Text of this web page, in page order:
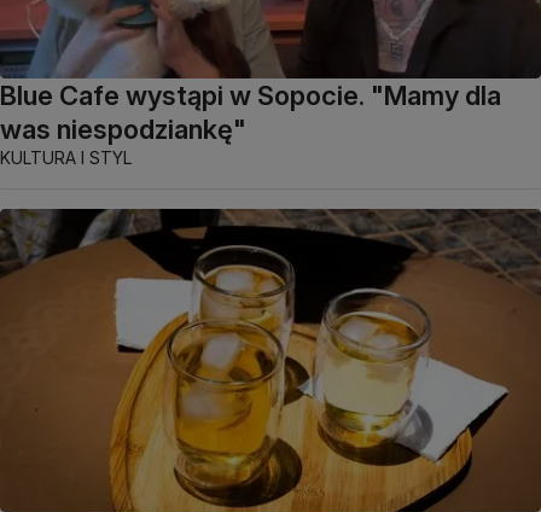
Blue Cafe wystąpi w Sopocie. "Mamy dla
was niespodziankę"
KULTURA I STYL